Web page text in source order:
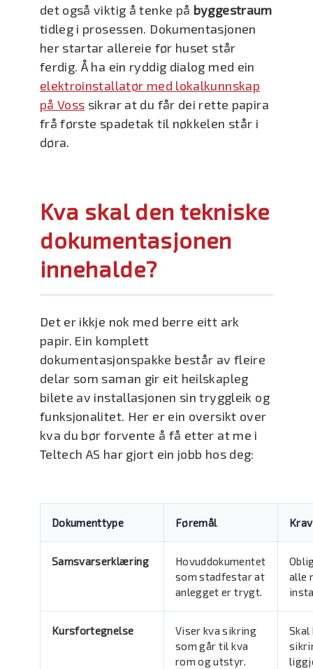
det også viktig å tenke på byggestraum
tidleg i prosessen. Dokumentasjonen
her startar allereie før huset står
ferdig. Å ha ein ryddig dialog med ein
elektroinstallatør med lokalkunnskap
på Voss sikrar at du får dei rette papira
frå første spadetak til nøkkelen står i
døra.
Kva skal den tekniske
dokumentasjonen
innehalde?
Det er ikkje nok med berre eitt ark
papir. Ein komplett
dokumentasjonspakke består av fleire
delar som saman gir eit heilskapleg
bilete av installasjonen sin tryggleik og
funksjonalitet. Her er ein oversikt over
kva du bør forvente å få etter at me i
Teltech AS har gjort ein jobb hos deg:
Dokumenttype Føremål Krav
Samsvarserklæring
Hovuddokumentet
som stadfestar at
anlegget er trygt.
alle
Kursfortegnelse
Viser kva sikring
som går til kva
rom og utstyr.
Skal